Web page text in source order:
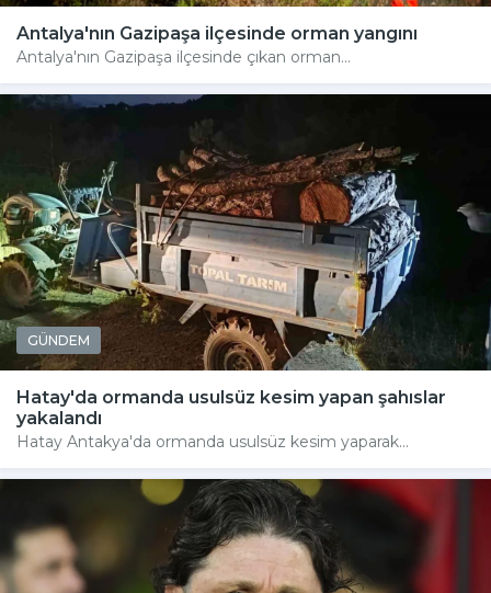
Antalya'nın Gazipaşa ilçesinde orman yangını
Antalya'nın Gazipaşa ilçesinde çıkan orman...
GÜNDEM
Hatay'da ormanda usulsüz kesim yapan şahıslar
yakalandı
Hatay Antakya'da ormanda usulsüz kesim yaparak...